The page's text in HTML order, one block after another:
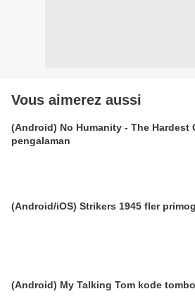
Vous aimerez aussi
(Android) No Humanity - The Hardest
pengalaman
(Android/iOS) Strikers 1945 fler
(Android) My Talking Tom kode